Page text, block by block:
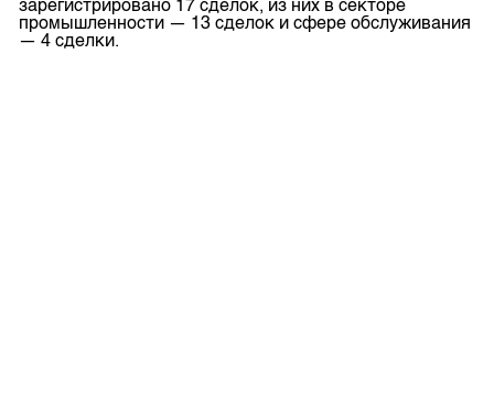
зарегистрировано 17 сделок, из них в секторе
промышленности — 13 сделок и сфере обслуживания
— 4 сделки.